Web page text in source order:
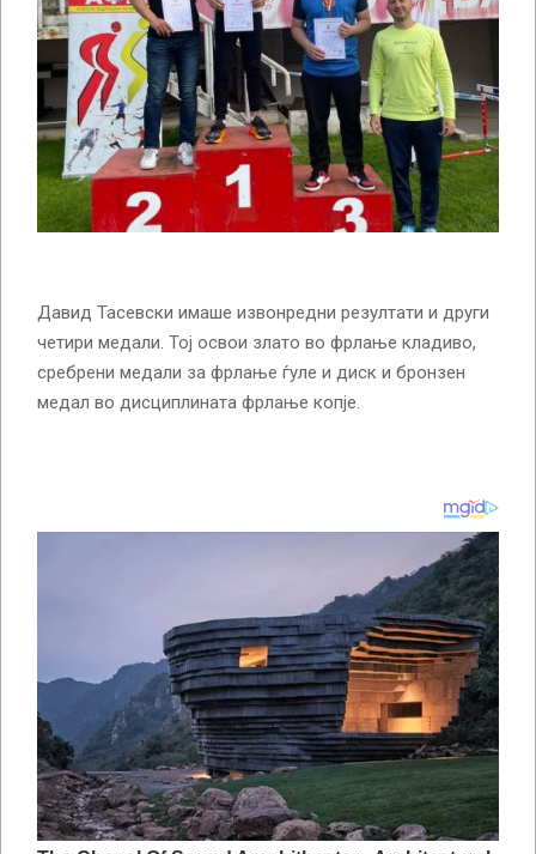
Давид Тасевски имаше извонредни резултати и други
четири медали. Тој освои злато во фрлање кладиво,
сребрени медали за фрлање ѓуле и диск и бронзен
медал во дисциплината фрлање копје.